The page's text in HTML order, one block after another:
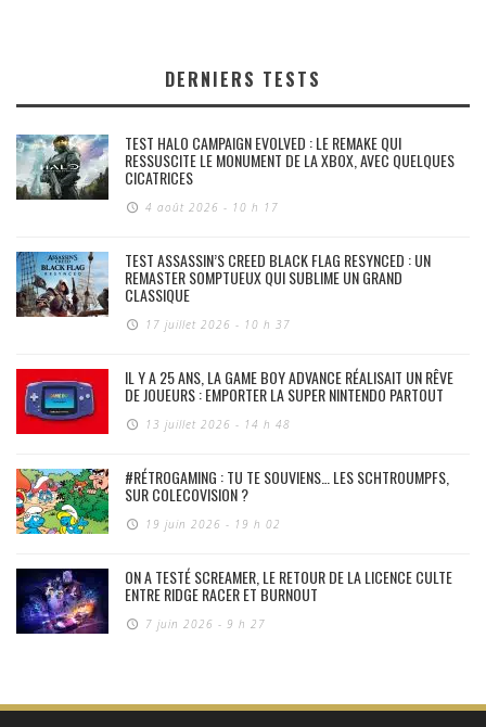
DERNIERS TESTS
TEST HALO CAMPAIGN EVOLVED : LE REMAKE QUI
RESSUSCITE LE MONUMENT DE LA XBOX, AVEC QUELQUES
CICATRICES
4 août 2026 - 10 h 17
TEST ASSASSIN’S CREED BLACK FLAG RESYNCED : UN
REMASTER SOMPTUEUX QUI SUBLIME UN GRAND
CLASSIQUE
17 juillet 2026 - 10 h 37
IL Y A 25 ANS, LA GAME BOY ADVANCE RÉALISAIT UN RÊVE
DE JOUEURS : EMPORTER LA SUPER NINTENDO PARTOUT
13 juillet 2026 - 14 h 48
#RÉTROGAMING : TU TE SOUVIENS… LES SCHTROUMPFS,
SUR COLECOVISION ?
19 juin 2026 - 19 h 02
ON A TESTÉ SCREAMER, LE RETOUR DE LA LICENCE CULTE
ENTRE RIDGE RACER ET BURNOUT
7 juin 2026 - 9 h 27